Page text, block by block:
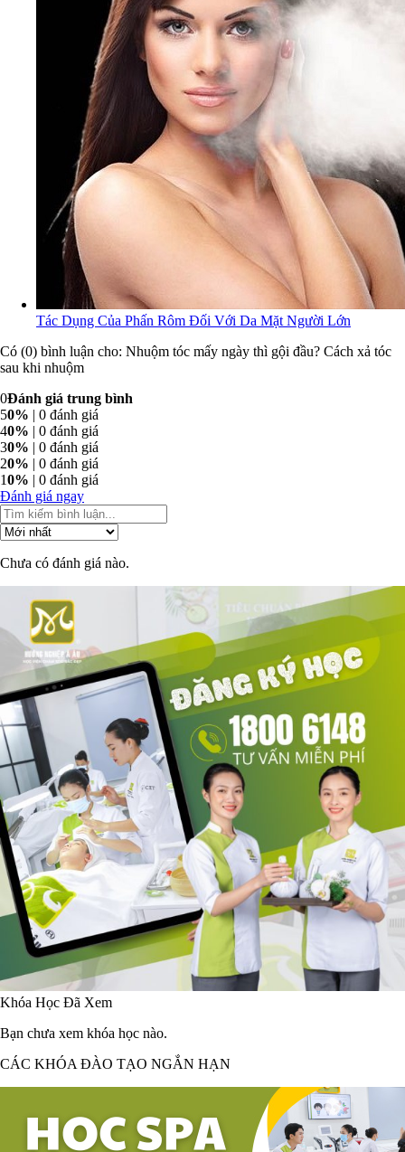
Tác Dụng Của Phấn Rôm Đối Với Da Mặt Người Lớn
Có (0) bình luận cho: Nhuộm tóc mấy ngày thì gội đầu? Cách xả tóc
sau khi nhuộm
0Đánh giá trung bình
50% | 0 đánh giá
40% | 0 đánh giá
30% | 0 đánh giá
20% | 0 đánh giá
10% | 0 đánh giá
Đánh giá ngay
Chưa có đánh giá nào.
Khóa Học Đã Xem
Bạn chưa xem khóa học nào.
CÁC KHÓA ĐÀO TẠO NGẮN HẠN